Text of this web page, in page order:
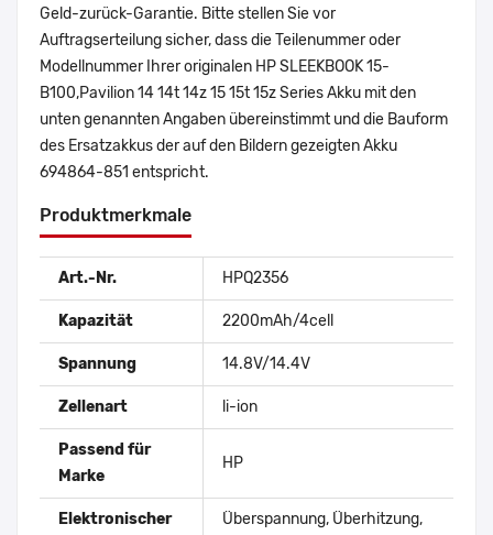
Geld-zurück-Garantie. Bitte stellen Sie vor
Auftragserteilung sicher, dass die Teilenummer oder
Modellnummer Ihrer originalen HP SLEEKBOOK 15-
B100,Pavilion 14 14t 14z 15 15t 15z Series Akku mit den
unten genannten Angaben übereinstimmt und die Bauform
des Ersatzakkus der auf den Bildern gezeigten Akku
694864-851 entspricht.
Produktmerkmale
Art.-Nr. HPQ2356
Kapazität 2200mAh/4cell
Spannung 14.8V/14.4V
Zellenart li-ion
Passend für
Marke
HP
Elektronischer
Überspannung, Überhitzung,